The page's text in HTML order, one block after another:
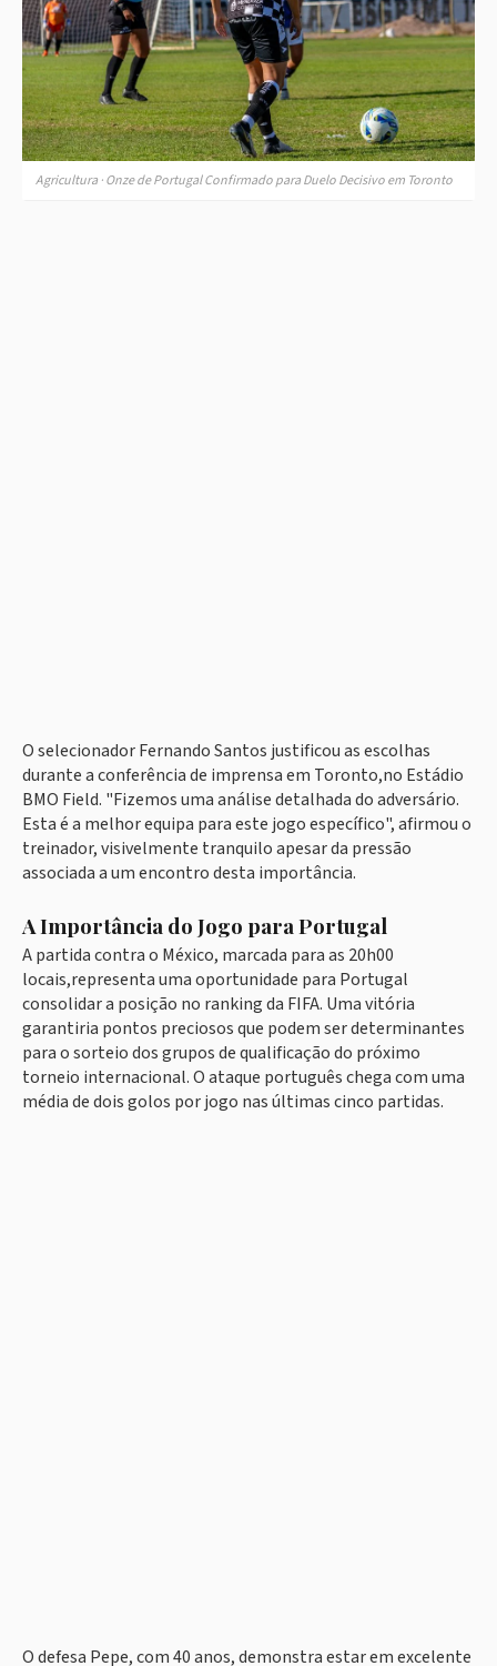
Agricultura · Onze de Portugal Confirmado para Duelo Decisivo em Toronto
O selecionador Fernando Santos justificou as escolhas
durante a conferência de imprensa em Toronto,no Estádio
BMO Field. "Fizemos uma análise detalhada do adversário.
Esta é a melhor equipa para este jogo específico", afirmou o
treinador, visivelmente tranquilo apesar da pressão
associada a um encontro desta importância.
A Importância do Jogo para Portugal
A partida contra o México, marcada para as 20h00
locais,representa uma oportunidade para Portugal
consolidar a posição no ranking da FIFA. Uma vitória
garantiria pontos preciosos que podem ser determinantes
para o sorteio dos grupos de qualificação do próximo
torneio internacional. O ataque português chega com uma
média de dois golos por jogo nas últimas cinco partidas.
O defesa Pepe, com 40 anos, demonstra estar em excelente